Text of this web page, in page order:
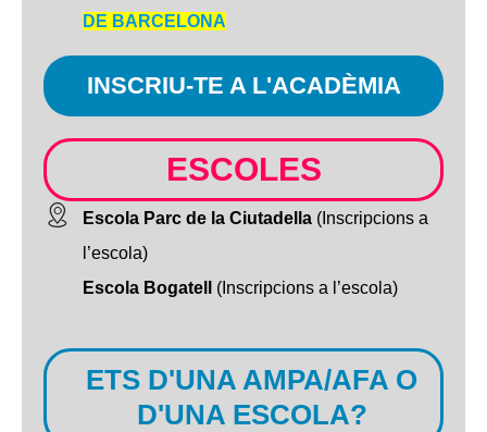
DE BARCELONA
INSCRIU-TE A L'ACADÈMIA
ESCOLES
Escola Parc de la Ciutadella (Inscripcions a
l’escola)
Escola Bogatell
(Inscripcions a l’escola)
ETS D'UNA AMPA/AFA O
D'UNA ESCOLA?